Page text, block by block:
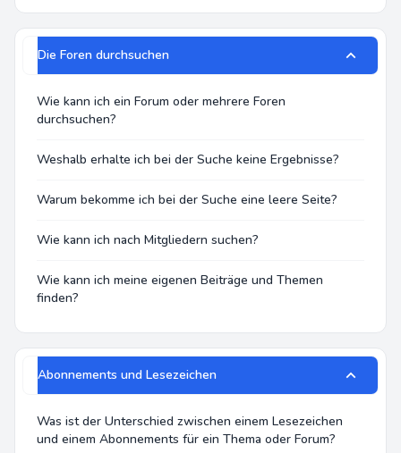
Die Foren durchsuchen
Wie kann ich ein Forum oder mehrere Foren
durchsuchen?
Weshalb erhalte ich bei der Suche keine Ergebnisse?
Warum bekomme ich bei der Suche eine leere Seite?
Wie kann ich nach Mitgliedern suchen?
Wie kann ich meine eigenen Beiträge und Themen
finden?
Abonnements und Lesezeichen
Was ist der Unterschied zwischen einem Lesezeichen
und einem Abonnements für ein Thema oder Forum?